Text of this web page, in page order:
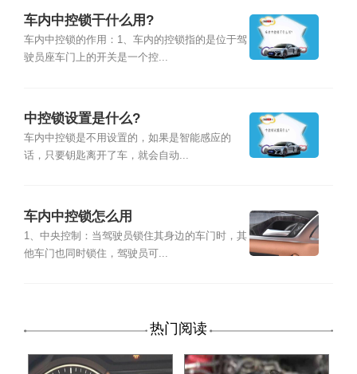
车内中控锁干什么用?
车内中控锁的作用：1、车内的控锁指的是位于驾
驶员座车门上的开关是一个控...
中控锁设置是什么?
车内中控锁是不用设置的，如果是智能感应的
话，只要钥匙离开了车，就会自动...
车内中控锁怎么用
1、中央控制：当驾驶员锁住其身边的车门时，其
他车门也同时锁住，驾驶员可...
热门阅读